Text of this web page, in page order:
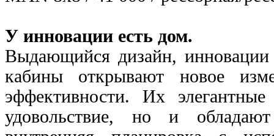
У инновации есть дом.
Выдающийся дизайн, инновации
кабины открывают новое
эффективности. Их
удовольствие, но и